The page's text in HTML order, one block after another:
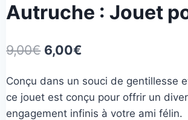
Autruche : Jouet
9,00€ Le
initial
était :
6,00€
actuel
est :
Conçu dans un souci de gentillesse
ce jouet est conçu pour offrir un
engagement infinis à votre ami félin.